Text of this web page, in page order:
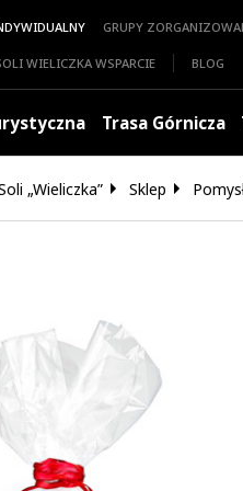
GRUPY
WIELICZKA WSPARCIE
BLOG
Trasa Górnicza
„Wieliczka” Sklep